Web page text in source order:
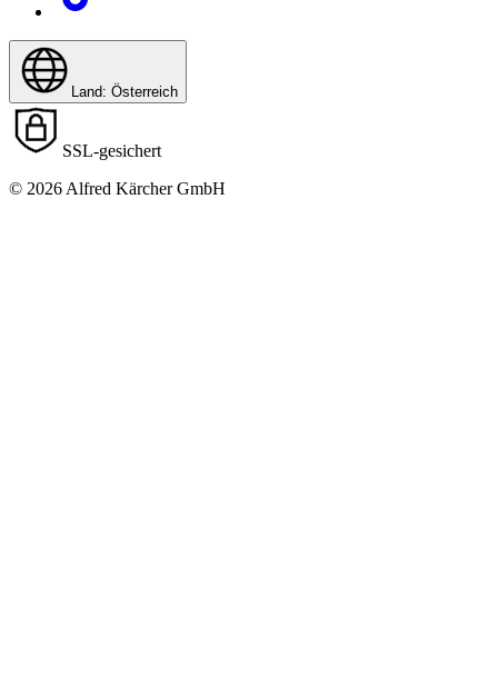
Land: Österreich
SSL-gesichert
© 2026 Alfred Kärcher GmbH